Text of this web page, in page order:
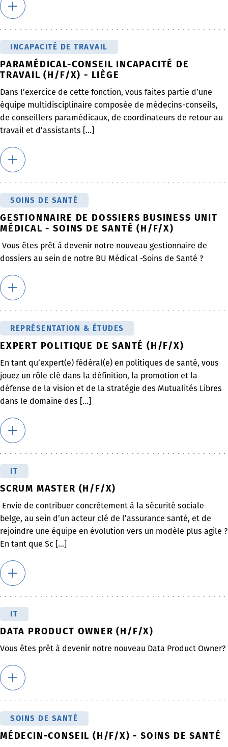
INCAPACITÉ DE TRAVAIL
PARAMÉDICAL-CONSEIL INCAPACITÉ DE
TRAVAIL (H/F/X) - LIÈGE
Dans l’exercice de cette fonction, vous faites partie d’une
équipe multidisciplinaire composée de médecins-conseils,
de conseillers paramédicaux, de coordinateurs de retour au
travail et d’assistants [...]
SOINS DE SANTÉ
GESTIONNAIRE DE DOSSIERS BUSINESS UNIT
MÉDICAL - SOINS DE SANTÉ (H/F/X)
Vous êtes prêt à devenir notre nouveau gestionnaire de
dossiers au sein de notre BU Médical -Soins de Santé ?
REPRÉSENTATION & ÉTUDES
EXPERT POLITIQUE DE SANTÉ (H/F/X)
En tant qu’expert(e) fédéral(e) en politiques de santé, vous
jouez un rôle clé dans la définition, la promotion et la
défense de la vision et de la stratégie des Mutualités Libres
dans le domaine des [...]
IT
SCRUM MASTER (H/F/X)
Envie de contribuer concrètement à la sécurité sociale
belge, au sein d’un acteur clé de l’assurance santé, et de
rejoindre une équipe en évolution vers un modèle plus agile ?
En tant que Sc [...]
IT
DATA PRODUCT OWNER (H/F/X)
Vous êtes prêt à devenir notre nouveau Data Product Owner?
SOINS DE SANTÉ
MÉDECIN-CONSEIL (H/F/X) - SOINS DE SANTÉ